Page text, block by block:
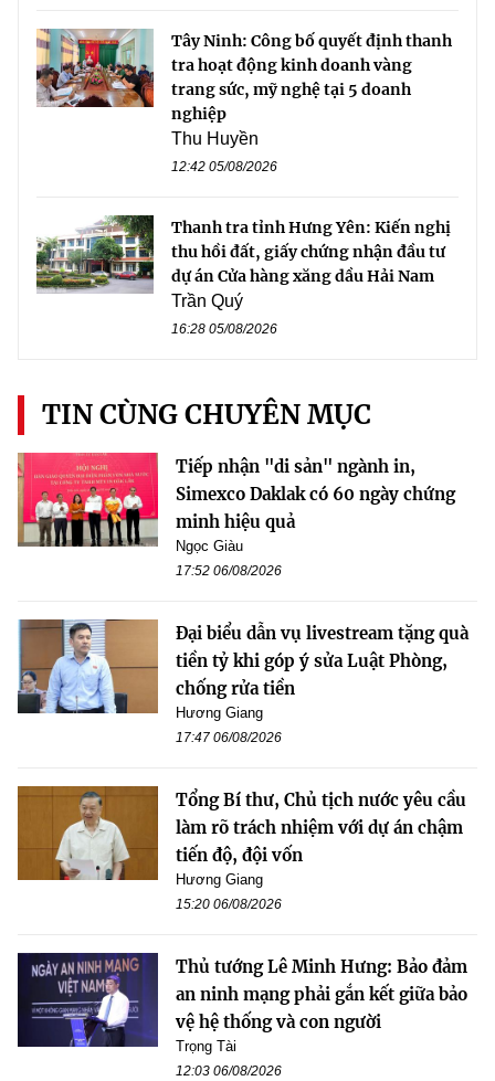
Tây Ninh: Công bố quyết định thanh
tra hoạt động kinh doanh vàng
trang sức, mỹ nghệ tại 5 doanh
nghiệp
Thu Huyền
12:42 05/08/2026
Thanh tra tỉnh Hưng Yên: Kiến nghị
thu hồi đất, giấy chứng nhận đầu tư
dự án Cửa hàng xăng dầu Hải Nam
Trần Quý
16:28 05/08/2026
TIN CÙNG CHUYÊN MỤC
Tiếp nhận "di sản" ngành in,
Simexco Daklak có 60 ngày chứng
minh hiệu quả
Ngọc Giàu
17:52 06/08/2026
Đại biểu dẫn vụ livestream tặng quà
tiền tỷ khi góp ý sửa Luật Phòng,
chống rửa tiền
Hương Giang
17:47 06/08/2026
Tổng Bí thư, Chủ tịch nước yêu cầu
làm rõ trách nhiệm với dự án chậm
tiến độ, đội vốn
Hương Giang
15:20 06/08/2026
Thủ tướng Lê Minh Hưng: Bảo đảm
an ninh mạng phải gắn kết giữa bảo
vệ hệ thống và con người
Trọng Tài
12:03 06/08/2026